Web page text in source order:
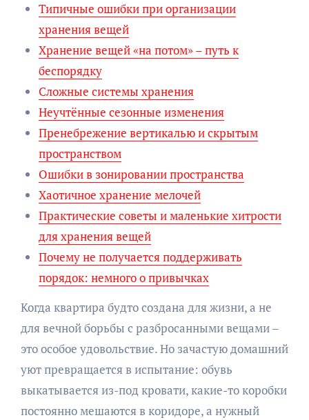
Типичные ошибки при организации
хранения вещей
Хранение вещей «на потом» – путь к
беспорядку
Сложные системы хранения
Неучтённые сезонные изменения
Пренебрежение вертикалью и скрытым
пространством
Ошибки в зонировании пространства
Хаотичное хранение мелочей
Практические советы и маленькие хитрости
для хранения вещей
Почему не получается поддерживать
порядок: немного о привычках
Когда квартира будто создана для жизни, а не
для вечной борьбы с разбросанными вещами –
это особое удовольствие. Но зачастую домашний
уют превращается в испытание: обувь
выкатывается из-под кровати, какие-то коробки
постоянно мешаются в коридоре, а нужный